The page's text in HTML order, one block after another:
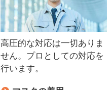
高圧的な対応は一切ありま
せん。プロとしての対応を
行います。